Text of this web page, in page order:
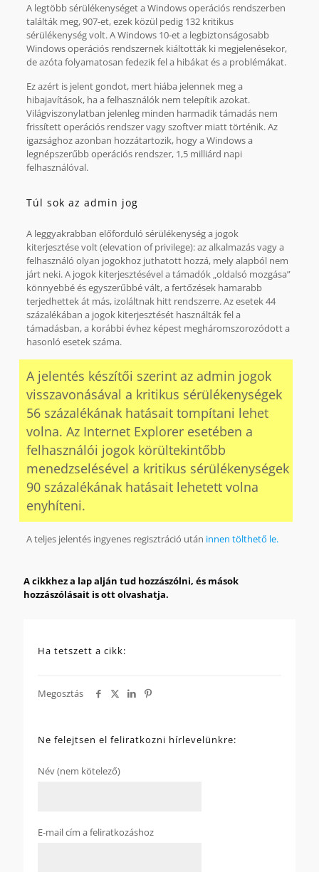
A legtöbb sérülékenységet a Windows operációs rendszerben
találták meg, 907-et, ezek közül pedig 132 kritikus
sérülékenység volt. A Windows 10-et a legbiztonságosabb
Windows operációs rendszernek kiáltották ki megjelenésekor,
de azóta folyamatosan fedezik fel a hibákat és a problémákat.
Ez azért is jelent gondot, mert hiába jelennek meg a
hibajavítások, ha a felhasználók nem telepítik azokat.
Világviszonylatban jelenleg minden harmadik támadás nem
frissített operációs rendszer vagy szoftver miatt történik. Az
igazsághoz azonban hozzátartozik, hogy a Windows a
legnépszerűbb operációs rendszer, 1,5 milliárd napi
felhasználóval.
Túl sok az admin jog
A leggyakrabban előforduló sérülékenység a jogok
kiterjesztése volt (elevation of privilege): az alkalmazás vagy a
felhasználó olyan jogokhoz juthatott hozzá, mely alapból nem
járt neki. A jogok kiterjesztésével a támadók „oldalsó mozgása”
könnyebbé és egyszerűbbé vált, a fertőzések hamarabb
terjedhettek át más, izoláltnak hitt rendszerre. Az esetek 44
százalékában a jogok kiterjesztését használták fel a
támadásban, a korábbi évhez képest megháromszorozódott a
hasonló esetek száma.
A jelentés készítői szerint az admin jogok
visszavonásával a kritikus sérülékenységek
56 százalékának hatásait tompítani lehet
volna. Az Internet Explorer esetében a
felhasználói jogok körültekintőbb
menedzselésével a kritikus sérülékenységek
90 százalékának hatásait lehetett volna
enyhíteni.
A teljes jelentés ingyenes regisztráció után innen tölthető le.
A cikkhez a lap alján tud hozzászólni, és mások
hozzászólásait is ott olvashatja.
Ha tetszett a cikk:
Megosztás
Ne felejtsen el feliratkozni hírlevelünkre:
Név (nem kötelező)
E-mail cím a feliratkozáshoz